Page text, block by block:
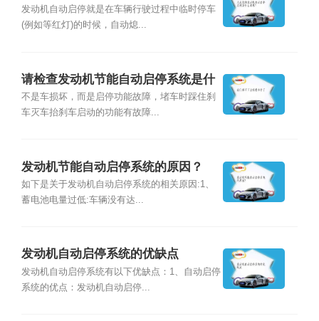
意思？
发动机自动启停就是在车辆行驶过程中临时停车
(例如等红灯)的时候，自动熄...
请检查发动机节能自动启停系统是什
么意思？
不是车损坏，而是启停功能故障，堵车时踩住刹
车灭车抬刹车启动的功能有故障...
发动机节能自动启停系统的原因？
如下是关于发动机自动启停系统的相关原因:1、
蓄电池电量过低:车辆没有达...
发动机自动启停系统的优缺点
发动机自动启停系统有以下优缺点：1、自动启停
系统的优点：发动机自动启停...